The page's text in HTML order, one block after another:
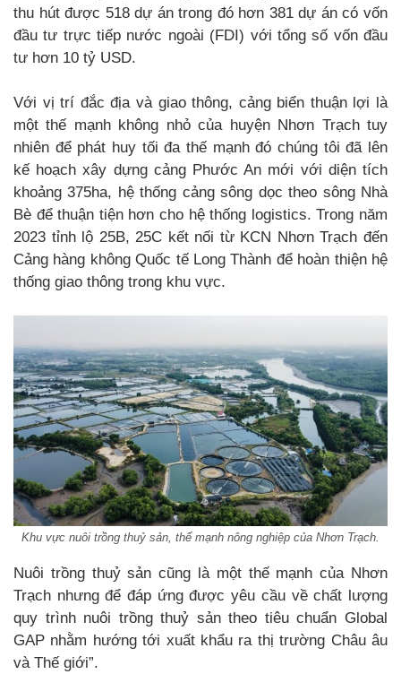
thu hút được 518 dự án trong đó hơn 381 dự án có vốn
đầu tư trực tiếp nước ngoài (FDI) với tổng số vốn đầu
tư hơn 10 tỷ USD.
Với vị trí đắc địa và giao thông, cảng biển thuận lợi là
một thế mạnh không nhỏ của huyện Nhơn Trạch tuy
nhiên để phát huy tối đa thế mạnh đó chúng tôi đã lên
kế hoạch xây dựng cảng Phước An mới với diện tích
khoảng 375ha, hệ thống cảng sông dọc theo sông Nhà
Bè để thuận tiện hơn cho hệ thống logistics. Trong năm
2023 tỉnh lộ 25B, 25C kết nối từ KCN Nhơn Trạch đến
Cảng hàng không Quốc tế Long Thành để hoàn thiện hệ
thống giao thông trong khu vực.
Khu vực nuôi trồng thuỷ sản, thế mạnh nông nghiệp của Nhơn Trạch.
Nuôi trồng thuỷ sản cũng là một thế mạnh của Nhơn
Trạch nhưng để đáp ứng được yêu cầu về chất lượng
quy trình nuôi trồng thuỷ sản theo tiêu chuẩn Global
GAP nhằm hướng tới xuất khẩu ra thị trường Châu âu
và Thế giới”.